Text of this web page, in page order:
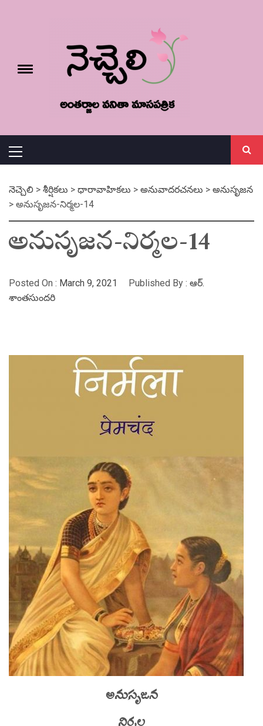
Toggle
Menu
నెచ్చెలి > శీర్షికలు > ధారావాహికలు > అనువాదరచనలు > అనుసృజన
> అనుసృజన-నిర్మల-14
అనుసృజన-నిర్మల-14
Posted On : March 9, 2021 Published By : ఆర్.
శాంతసుందరి
అనుసృజన